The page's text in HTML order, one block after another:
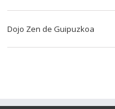
Dojo Zen de Guipuzkoa